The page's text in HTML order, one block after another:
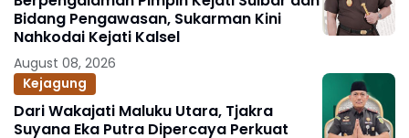
Bidang Pengawasan, Sukarman Kini
Nahkodai Kejati Kalsel
August 08, 2026
Kejagung
Dari Wakajati Maluku Utara, Tjakra
Suyana Eka Putra Dipercaya Perkuat